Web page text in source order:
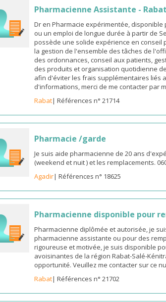
Pharmacienne Assistante - Rabat
Dr en Pharmacie expérimentée,
ou un emploi de longue durée à partir de
possède une solide expérience en conseil
la gestion de l'ensemble des tâches de
des ordonnances, conseil aux patients,
des produits et organisation quotidienne
afin d'éviter les frais supplémentaires liés
d'informations, merci de me contacter par
Rabat| Références n° 21714
Pharmacie /garde
Je suis aide pharmacienne de 20 ans
(weekend et nuit ) et les remplacements.
Agadir| Références n° 18625
Pharmacienne disponible pour
Pharmacienne diplômée et autorisée, je
pharmacienne assistante ou pour des
rigoureuse et motivée, je suis disponible
avoisinantes de la région Rabat-Salé-
opportunité. Veuillez me contacter sur ce
Rabat| Références n° 21702